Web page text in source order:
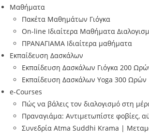
Μαθήματα
Πακέτα Μαθημάτων Γιόγκα
On-line Ιδιαίτερα Μαθήματα
ΠΡΑΝΑΓΙΑΜΑ Ιδιαίτερα μαθήματα
Εκπαίδευση Δασκάλων
Εκπαίδευση Δασκάλων Γιόγκα 200
Εκπαίδευση Δασκάλων Yoga 300 Ωρών
e-Courses
Πώς να βάλεις τον διαλογισμό στη
Πραναγιάμα: Αντιμετωπίστε φοβίες,
Συνεδρία Atma Suddhi Krama |